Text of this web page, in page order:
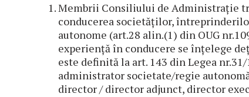
Membrii Consiliului de Administrație
conducerea societăților,
autonome (art.28 alin.(1) din OUG
experiență în conducere se înțelege
este definită la art. 143 din Legea
administrator societate/regie
director / director adjunct, director